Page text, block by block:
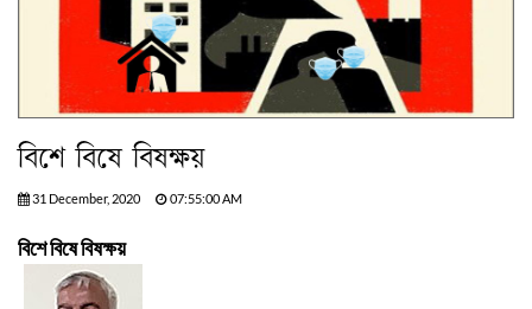
বিশে বিষে বিষক্ষয়
31 December, 2020 07:55:00 AM
বিশে বিষে বিষক্ষয়